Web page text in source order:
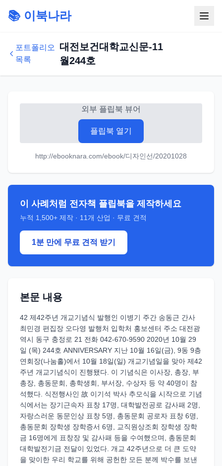
📚 이북나라
포트폴리오
목록
대전보건대학교신문-11
월244호
외부 플립북 뷰어
플립북 열기
http://ebooknara.com/ebook/디자인선/20201028
이 사례처럼 전자책 플립북을 제작하세요
누적 1,500+ 제작 · 11 개 산업 · 무료 견적
1분 만에 무료 견적 받기
본문 내용
42 제42주년 개교기념식 발행인 이병기 주간 송동근 간사
최민경 편집장 오다영 발행처 입학처 홍보센터 주소 대전광
역시 동구 충정로 21 전화 042-670-9590 2020년 10월 29
일 (목) 244호 ANNIVERSARY 지난 10월 16일(금), 9동 9층
연회장(나눔홀)에서 10월 18일(일) 개교기념일을 맞아 제42
주년 개교기념식이 진행됐다. 이 기념식은 이사장, 총장, 부
총장, 총동문회, 총학생회, 부서장, 수상자 등 약 40명이 참
석했다. 식전행사인 故 이기석 박사 추모식을 시작으로 기념
식에서는 장기근속자 표창 17명, 대학발전공로 감사패 2명,
자랑스러운 동문인상 표창 5명, 총동문회 공로자 표창 6명,
총동문회 장학생 장학증서 6명, 교직원상조회 장학생 장학
금 16명에게 표창장 및 감사패 등을 수여했으며, 총동문회
대학발전기금 전달이 있었다. 개교 42주년으로 더 큰 도약
을 맞이한 우리 학교를 위해 공헌한 모든 분께 박수를 보낸